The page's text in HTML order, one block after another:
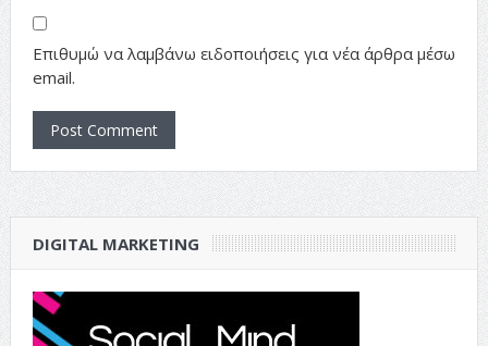
Επιθυμώ να λαμβάνω ειδοποιήσεις για νέα άρθρα μέσω
email.
DIGITAL MARKETING